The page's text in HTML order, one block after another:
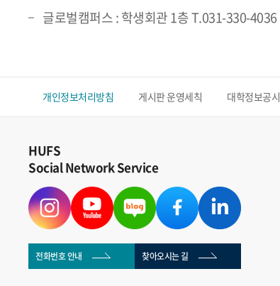
글로벌캠퍼스 : 학생회관 1층 T.031-330-4036
개인정보처리방침 게시판 운영세칙 대학정보공시
HUFS
Social Network Service
전화번호 안내 찾아오시는 길